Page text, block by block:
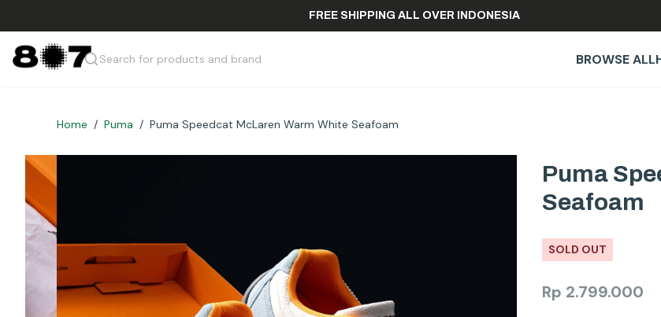
FREE SHIPPING ALL OVER INDONESIA
Search for products and brand BROWSE ALL
Home / Puma / Puma Speedcat McLaren Warm White Seafoam
Puma
Seafoam
SOLD OUT
Rp 2.799.000